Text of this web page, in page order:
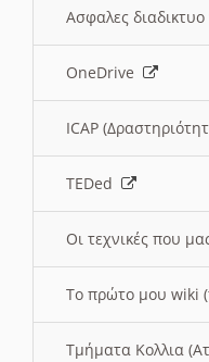
Ασφαλες διαδικτυο
OneDrive
ICAP
TEDed
Οι τεχνικές που
Το πρώτο μου wiki
Τμήματα Κολλια